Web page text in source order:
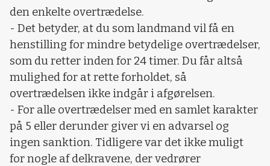
den enkelte overtrædelse.
- Det betyder, at du som landmand vil få en
henstilling for mindre betydelige overtrædelser,
som du retter inden for 24 timer. Du får altså
mulighed for at rette forholdet, så
overtrædelsen ikke indgår i afgørelsen.
- For alle overtrædelser med en samlet karakter
på 5 eller derunder giver vi en advarsel og
ingen sanktion. Tidligere var det ikke muligt
for nogle af delkravene, der vedrører